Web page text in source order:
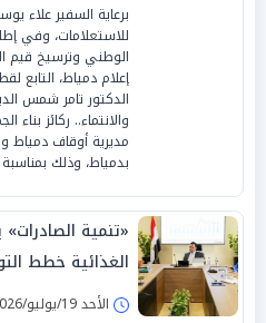
برعاية السفير علاء
للاستعلامات، وفي
الوطني وترسيخ قيم
إعلام دمياط، التابع
الدكتور تامر شمس
والانتماء.. ركائز بناء
مديرية أوقاف
بدمياط، وذلك
«تنمية
الغذائية خطط
والإفريقية
الأحد 19/يوليو/2026 - 07:31 م